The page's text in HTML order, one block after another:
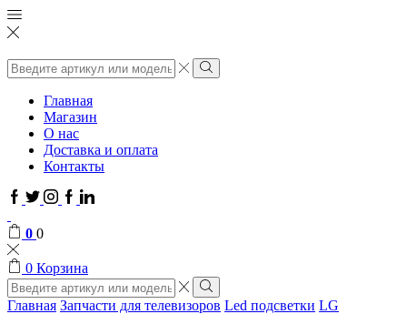
Поиск
ввода
Поиск
Главная
Магазин
О нас
Доставка и оплата
Контакты
Facebook
TwitterInstagram
GoogleLinkedin
0 0
0 Корзина
Поиск
ввода
Поиск
Главная Запчасти для телевизоров Led подсветки LG